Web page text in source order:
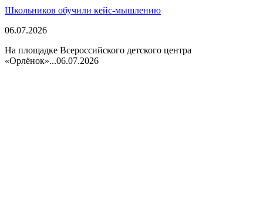
Школьников обучили кейс-мышлению
06.07.2026
На площадке Всероссийского детского центра
«Орлёнок»...06.07.2026